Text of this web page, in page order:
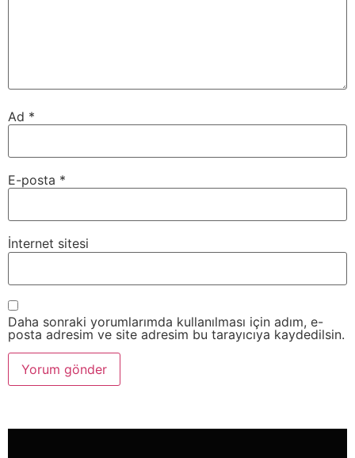
Ad *
E-posta *
İnternet sitesi
Daha sonraki yorumlarımda kullanılması için adım, e-
posta adresim ve site adresim bu tarayıcıya kaydedilsin.